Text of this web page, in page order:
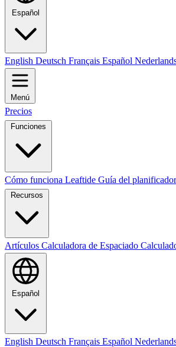
Español
English Deutsch Français Español
Menú
Precios
Funciones
Cómo funciona Leaftide Guía del
Recursos
Artículos Calculadora de Espaciado
Español
English Deutsch Français Español